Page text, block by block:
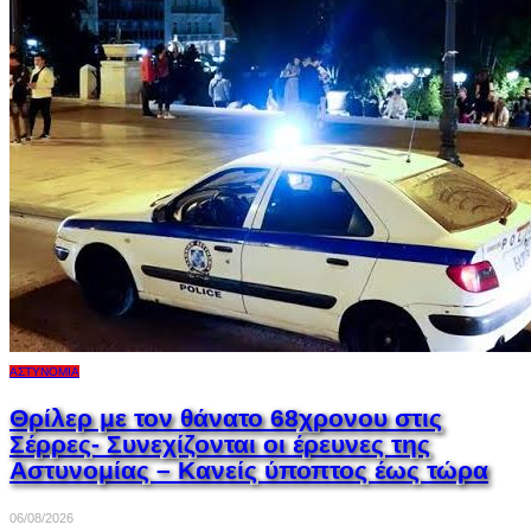
ΑΣΤΥΝΟΜΊΑ
Θρίλερ με τον θάνατο 68χρονου στις
Σέρρες- Συνεχίζονται οι έρευνες της
Αστυνομίας – Κανείς ύποπτος έως τώρα
06/08/2026